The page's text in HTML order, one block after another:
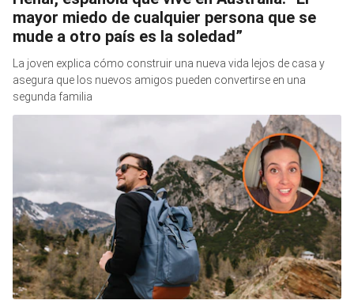
mayor miedo de cualquier persona que se
mude a otro país es la soledad”
La joven explica cómo construir una nueva vida lejos de casa y
asegura que los nuevos amigos pueden convertirse en una
segunda familia